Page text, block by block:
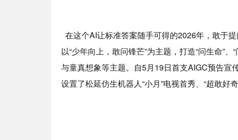
在这个AI让标准答案随手可得的2026年，敢于
以“少年向上，敢问锋芒”为主题，打造“问生命”
与童真想象等主题。自5月19日首支AIGC预告宣
设置了松延仿生机器人“小月”电视首秀、“超敢好